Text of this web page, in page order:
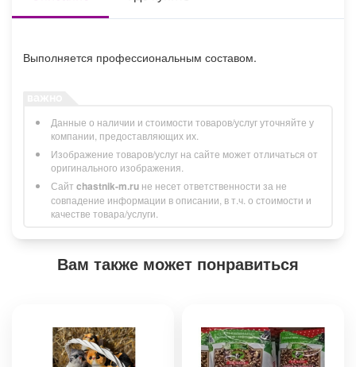
Выполняется профессиональным составом.
Данные о наличии и стоимости товаров/услуг уточняйте у
компании, предоставляющих их.
Изображение товаров/услуг на сайте может отличаться от
оригинального изображения.
Сайт chastnik-m.ru не несет ответственности за не
совпадение информации в описании, в т.ч. о стоимости и
качестве товара/услуги.
Вам также может понравиться